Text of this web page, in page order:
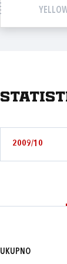
2009/10
UKUPNO